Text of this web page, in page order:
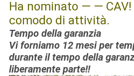
Ha nominato — — CAV!
comodo di attività.
Tempo della garanzia
Vi forniamo 12 mesi per
durante il tempo della
liberamente parte!!